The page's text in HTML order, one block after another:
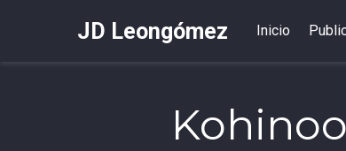
JD Leongómez Inicio